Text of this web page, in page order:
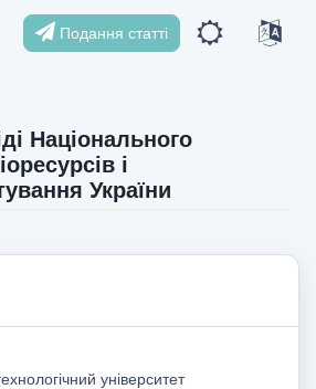
Подання статті
Національного
і
України
університет